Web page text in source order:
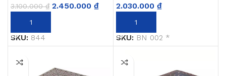
3.100.000₫ 2.450.000 ₫
THÊM VÀO GIỎ HÀNG
SKU: 844
2.030.000 ₫
THÊM VÀO GIỎ HÀNG
SKU: BN 002 *